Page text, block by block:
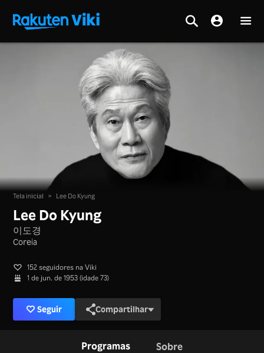
Tela inicial > Lee Do Kyung
Lee Do Kyung
이도경
Coreia
152 seguidores na Viki
1 de jun. de 1953 (idade 73)
Seguir Compartilhar
Programas Sobre